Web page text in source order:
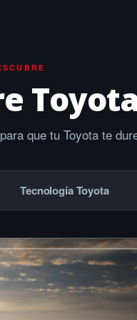
Toyota
que tu Toyota te
Tecnología Toyota